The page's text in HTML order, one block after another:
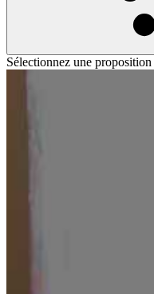
Sélectionnez une